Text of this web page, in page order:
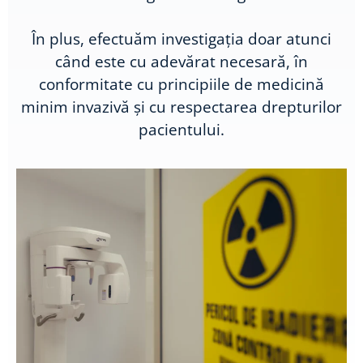
În plus, efectuăm investigația doar atunci
când este cu adevărat necesară, în
conformitate cu principiile de medicină
minim invazivă și cu respectarea drepturilor
pacientului.